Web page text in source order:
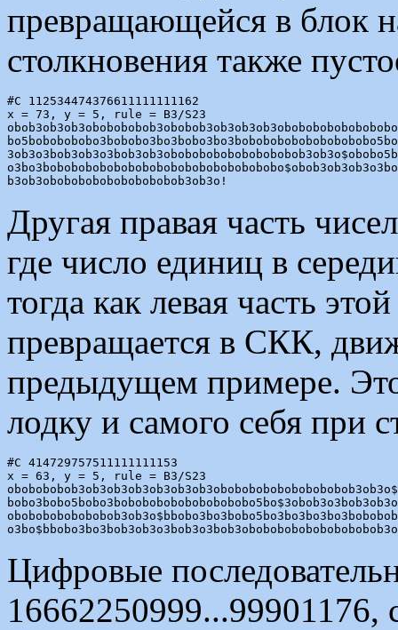
превращающейся в блок
столкновения также
#C 112534474376611111111162
x = 73, y = 5, rule = B3/S23
Другая правая часть
где число единиц в
тогда как левая часть
превращается в СКК,
предыдущем примере.
лодку и самого себя при
#C 414729757511111111153
x = 63, y = 5, rule = B3/S23
Цифровые
16662250999...99901176,